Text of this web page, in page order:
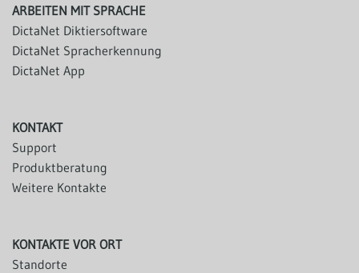
ARBEITEN MIT SPRACHE
DictaNet Diktiersoftware
DictaNet Spracherkennung
DictaNet App
KONTAKT
Support
Produktberatung
Weitere Kontakte
KONTAKTE VOR ORT
Standorte